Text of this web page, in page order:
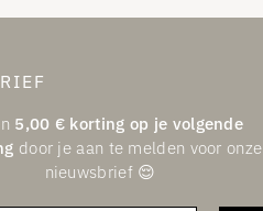
5,00 € korting op je volgende
door je aan te melden voor onze
nieuwsbrief 😌